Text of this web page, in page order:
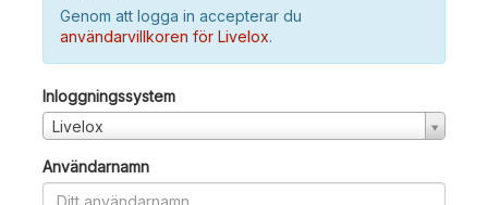
Genom att logga in accepterar du
användarvillkoren för Livelox.
Inloggningssystem
Livelox
Användarnamn